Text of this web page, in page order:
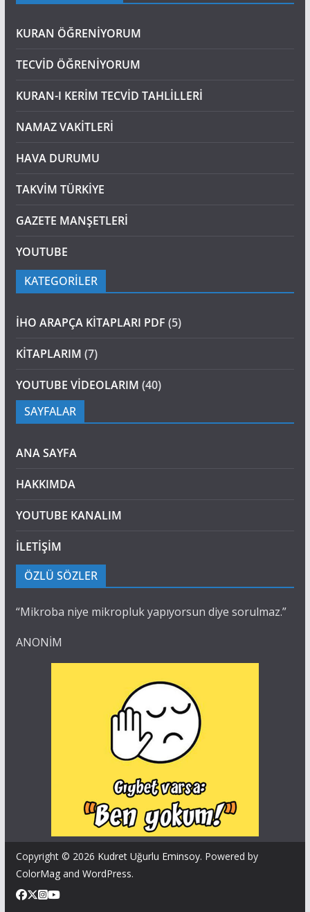
KURAN ÖĞRENİYORUM
TECVİD ÖĞRENİYORUM
KURAN-I KERİM TECVİD TAHLİLLERİ
NAMAZ VAKİTLERİ
HAVA DURUMU
TAKVİM TÜRKİYE
GAZETE MANŞETLERİ
YOUTUBE
KATEGORİLER
İHO ARAPÇA KİTAPLARI PDF (5)
KİTAPLARIM (7)
YOUTUBE VİDEOLARIM (40)
SAYFALAR
ANA SAYFA
HAKKIMDA
YOUTUBE KANALIM
İLETİŞİM
ÖZLÜ SÖZLER
“Mikroba niye mikropluk yapıyorsun diye sorulmaz.”
ANONİM
Copyright © 2026 Kudret Uğurlu Eminsoy. Powered by
ColorMagand WordPress.